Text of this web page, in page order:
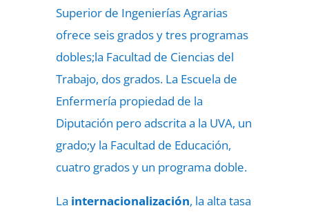
Superior de Ingenierías Agrarias
ofrece seis grados y tres programas
dobles;la Facultad de Ciencias del
Trabajo, dos grados. La Escuela de
Enfermería propiedad de la
Diputación pero adscrita a la UVA, un
grado;y la Facultad de Educación,
cuatro grados y un programa doble.
La internacionalización, la alta tasa